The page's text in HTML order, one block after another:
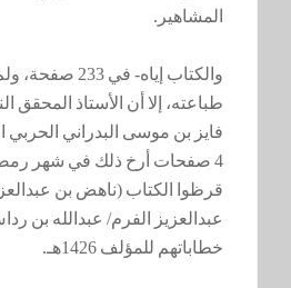
المشاهير.
والكتاب إياه- في
طباعته، إلا أن الأستاذ المحقق
فايز بن موسى البدراني
قرظوا الكتاب (ناهض بن
عبدالعزيز الفرم/ عبدالله بن
خطاباتهم للمؤلف 1426هـ.